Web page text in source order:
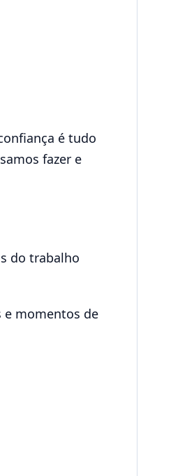
é tudo
fazer e
do trabalho
e momentos de